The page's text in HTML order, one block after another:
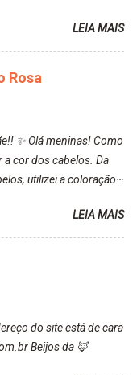
e após a utilização meu
azul, rosa e meio
Cabelo antes: Cabelo
achei ela muito liquida,
banheiro inteiro ficou
todo, porém, ela tem
para perceber kkk) Sem
LEIA MAIS
Rosa
✨ Olá meninas! Como
a cor dos cabelos. Da
utilizei a coloração
platinado. O tom
muito bem e não
teve um bom
um rosa bem suave,
LEIA MAIS
do site está de cara
Beijos da 🦊